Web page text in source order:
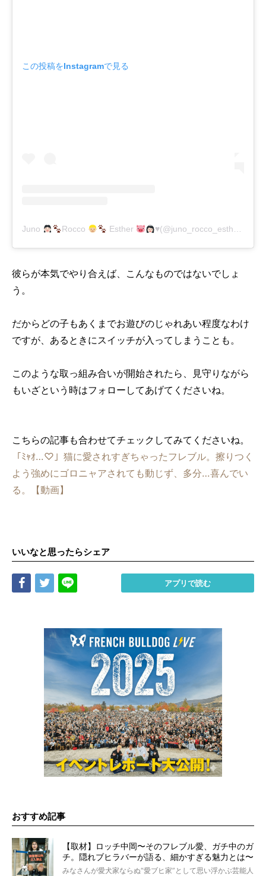
この投稿をInstagramで見る
Juno Rocco Esther ♥️(@juno_rocco_esther)がシェアした投稿
彼らが本気でやり合えば、こんなものではないでしょ
う。
だからどの子もあくまでお遊びのじゃれあい程度なわけ
ですが、あるときにスイッチが入ってしまうことも。
このような取っ組み合いが開始されたら、見守りながら
もいざという時はフォローしてあげてくださいね。
こちらの記事も合わせてチェックしてみてくださいね。
「ﾐｬｵ…♡」猫に愛されすぎちゃったフレブル。擦りつく
よう強めにゴロニャアされても動じず、多分…喜んでい
る。【動画】
いいなと思ったらシェア
Share Tweet アプリで読む
おすすめ記事
【取材】ロッチ中岡〜そのフレブル愛、ガチ中のガ
チ。隠れブヒラバーが語る、細かすぎる魅力とは〜
【前編】
みなさんが愛犬家ならぬ“愛ブヒ家”として思い浮かぶ芸能人